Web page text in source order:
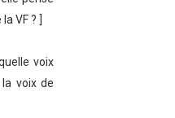
VF ? ]
voix
voix de